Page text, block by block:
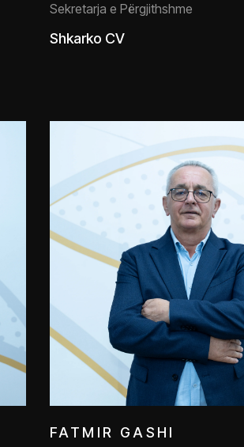
Sekretarja e Përgjithshme
Shkarko CV
FATMIR GASHI